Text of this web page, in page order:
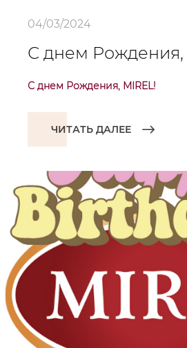
04/03/2024
С днем Рождения,
С днем Рождения, MIREL!
ЧИТАТЬ ДАЛЕЕ